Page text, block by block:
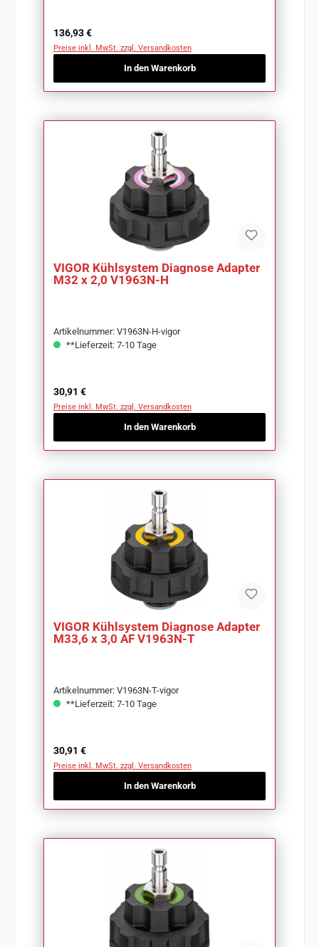
Regulärer Preis:
136,93 €
Preise inkl. MwSt. zzgl. Versandkosten
In den Warenkorb
VIGOR Kühlsystem Diagnose Adapter
M32 x 2,0 V1963N-H
Artikelnummer: V1963N-H-vigor
**Lieferzeit: 7-10 Tage
Regulärer Preis:
30,91 €
Preise inkl. MwSt. zzgl. Versandkosten
In den Warenkorb
VIGOR Kühlsystem Diagnose Adapter
M33,6 x 3,0 AF V1963N-T
Artikelnummer: V1963N-T-vigor
**Lieferzeit: 7-10 Tage
Regulärer Preis:
30,91 €
Preise inkl. MwSt. zzgl. Versandkosten
In den Warenkorb